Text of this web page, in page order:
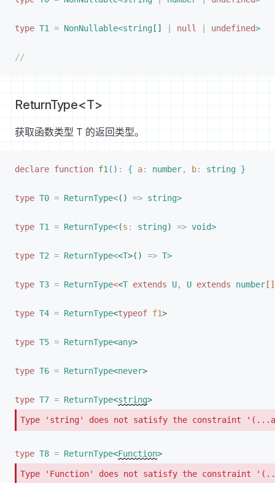
type T1 = NonNullable<string [ ] null undefined>
//
ReturnType<T>
获取函数类型 T 的返回类型。
declare function f1( ) : { a: number, b: string }
type T0 = ReturnType<( ) => string>
type T1 = ReturnType<(s : string) => void>
type T2 = ReturnType<<T>( ) => T>
type T3 = ReturnType<<T extends U, U extends number [ ]
type T4 = ReturnType<typeof f1>
type T5 = ReturnType<any>
type T6 = ReturnType<never>
type T7 = ReturnType<string>
Type 'string' does not satisfy the constraint
type T8 = ReturnType<Function>
Type 'Function' does not satisfy the constraint